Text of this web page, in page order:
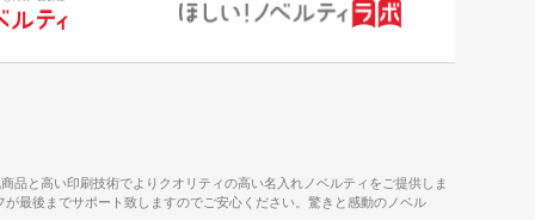
と高い印刷技術でよりクオリティの高い名入れノベルティをご提供しま
最後までサポート致しますのでご安心ください。驚きと感動のノベル